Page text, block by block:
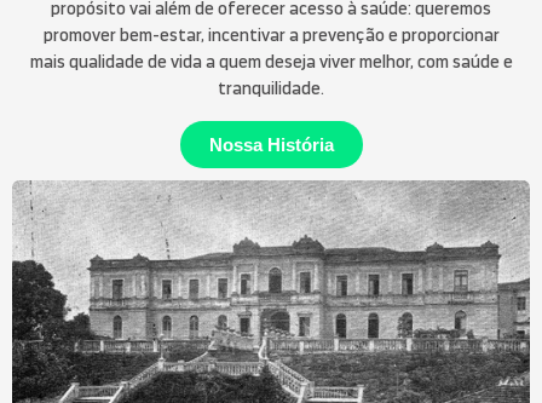
propósito vai além de oferecer acesso à saúde: queremos
promover bem-estar, incentivar a prevenção e proporcionar
mais qualidade de vida a quem deseja viver melhor, com saúde e
tranquilidade.
Nossa História